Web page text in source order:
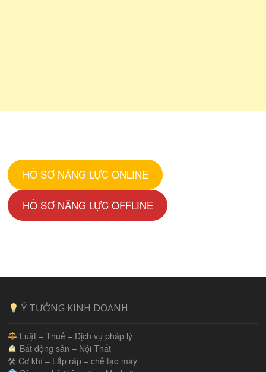
HỒ SƠ NĂNG LỰC ONLINE
HỒ SƠ NĂNG LỰC OFFLINE
Ý TƯỞNG KINH DOANH
Luật – Thuế – Dịch vụ pháp lý
Bất động sản – Nội Thất
🛠 Cơ khí – Lắp ráp – chế tạo máy